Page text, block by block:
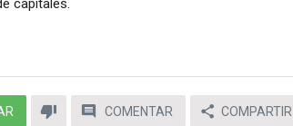
capitales.
COMENTAR COMPARTIR